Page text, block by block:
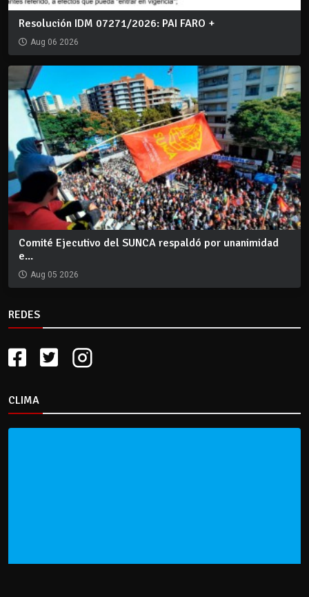
Resolución IDM 07271/2026: PAI FARO +
Aug 06 2026
Comité Ejecutivo del SUNCA respaldó por unanimidad
e...
Aug 05 2026
REDES
CLIMA